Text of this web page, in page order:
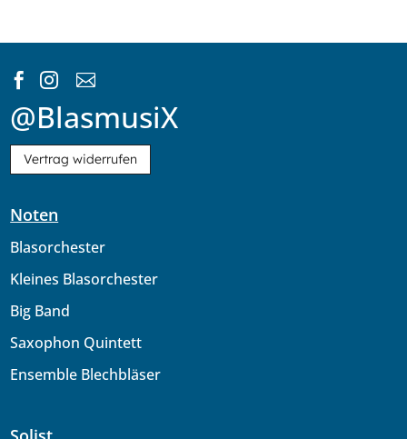
  
@BlasmusiX
Vertrag widerrufen
Noten
Blasorchester
Kleines Blasorchester
Big Band
Saxophon Quintett
Ensemble Blechbläser